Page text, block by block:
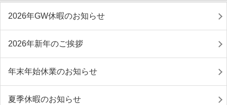
2026年GW休暇のお知らせ
2026年新年のご挨拶
年末年始休業のお知らせ
夏季休暇のお知らせ